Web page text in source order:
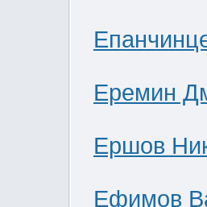
Еремин
Ершов
Ефимов